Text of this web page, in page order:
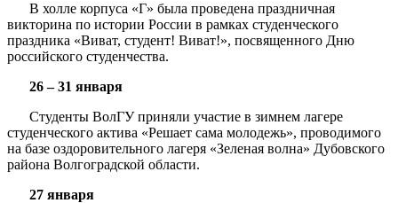
В холле корпуса «Г» была проведена праздничная
викторина по истории России в рамках студенческого
праздника «Виват, студент! Виват!», посвященного Дню
российского студенчества.
26 – 31 января
Студенты ВолГУ приняли участие в зимнем лагере
студенческого актива «Решает сама молодежь», проводимого
на базе оздоровительного лагеря «Зеленая волна» Дубовского
района Волгоградской области.
27 января